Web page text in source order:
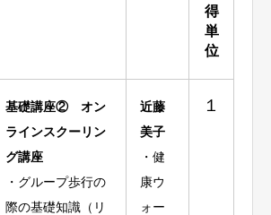
得
単
位
基礎講座② オン
ラインスクーリン
グ講座
・グループ歩行の
際の基礎知識（リ
近藤
美子
・健
康ウ
ォー
１